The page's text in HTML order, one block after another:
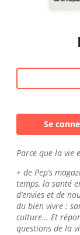
Se
Parce que la vie
+ de Pep’s
temps, la santé
d’envies et de
du bien vivre :
culture… Et
questions de la